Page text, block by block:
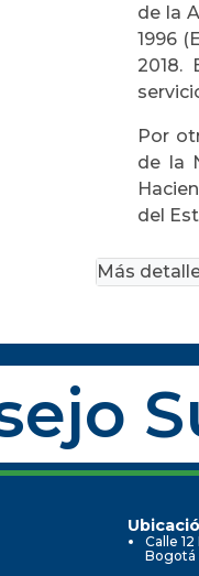
de la
1996
2018.
Por
de la
del
Más
Calle
Bogotá